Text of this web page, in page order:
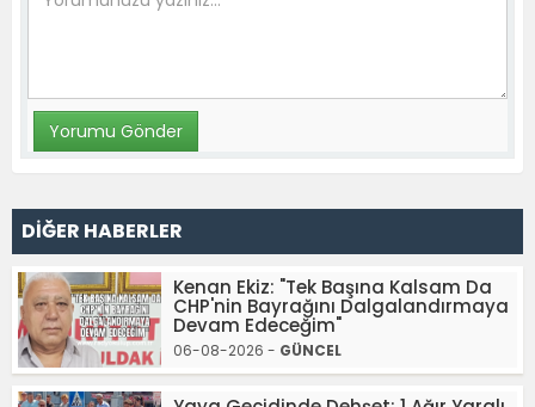
DİĞER HABERLER
Kenan Ekiz: "Tek Başına Kalsam Da
CHP'nin Bayrağını Dalgalandırmaya
Devam Edeceğim"
06-08-2026 - GÜNCEL